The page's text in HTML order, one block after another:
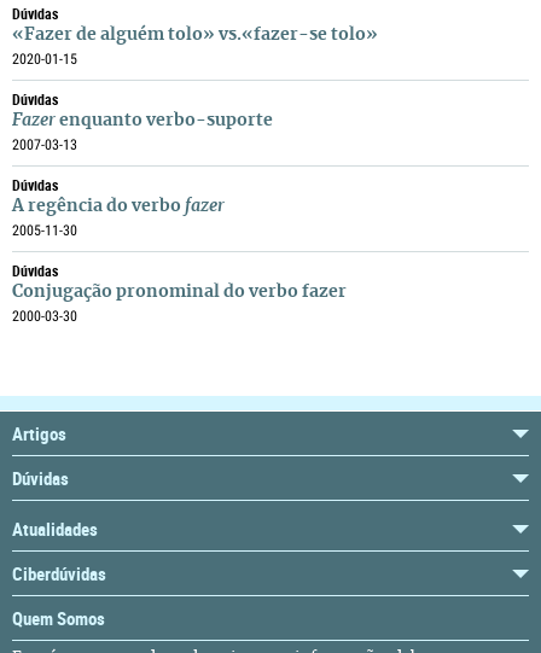
Dúvidas
«Fazer de alguém tolo» vs.«fazer-se tolo»
2020-01-15
Dúvidas
Fazer enquanto verbo-suporte
2007-03-13
Dúvidas
A regência do verbo fazer
2005-11-30
Dúvidas
Conjugação pronominal do verbo fazer
2000-03-30
Artigos
Dúvidas
Atualidades
Ciberdúvidas
Quem Somos